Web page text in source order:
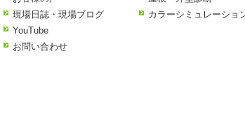
現場日誌・現場ブログ
YouTube
お問い合わせ
カラーシミュレーショ